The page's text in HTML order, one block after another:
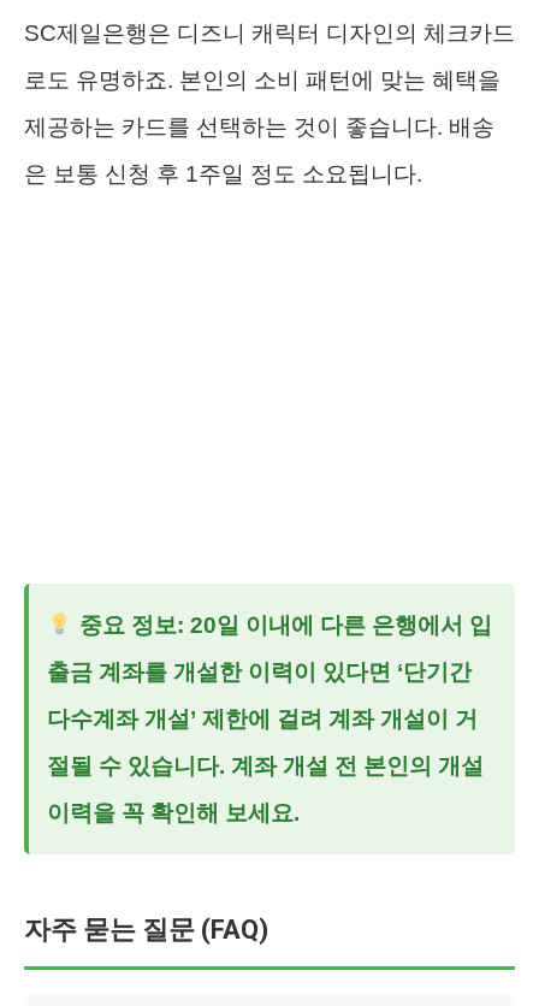
SC제일은행은 디즈니 캐릭터 디자인의 체크카드
로도 유명하죠. 본인의 소비 패턴에 맞는 혜택을
제공하는 카드를 선택하는 것이 좋습니다. 배송
은 보통 신청 후 1주일 정도 소요됩니다.
중요 정보: 20일 이내에 다른 은행에서 입
출금 계좌를 개설한 이력이 있다면 ‘단기간
다수계좌 개설’ 제한에 걸려 계좌 개설이 거
절될 수 있습니다. 계좌 개설 전 본인의 개설
이력을 꼭 확인해 보세요.
자주 묻는 질문 (FAQ)